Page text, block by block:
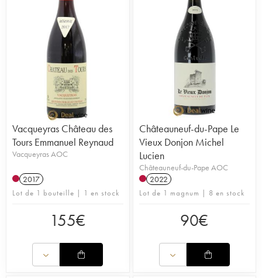
Vacqueyras Château des
Tours Emmanuel Reynaud
Vacqueyras AOC
2017
Lot de 1 bouteille | 1 en stock
155€
Châteauneuf-du-Pape Le
Vieux Donjon Michel
Lucien
Châteauneuf-du-Pape AOC
2022
Lot de 1 magnum | 8 en stock
90€